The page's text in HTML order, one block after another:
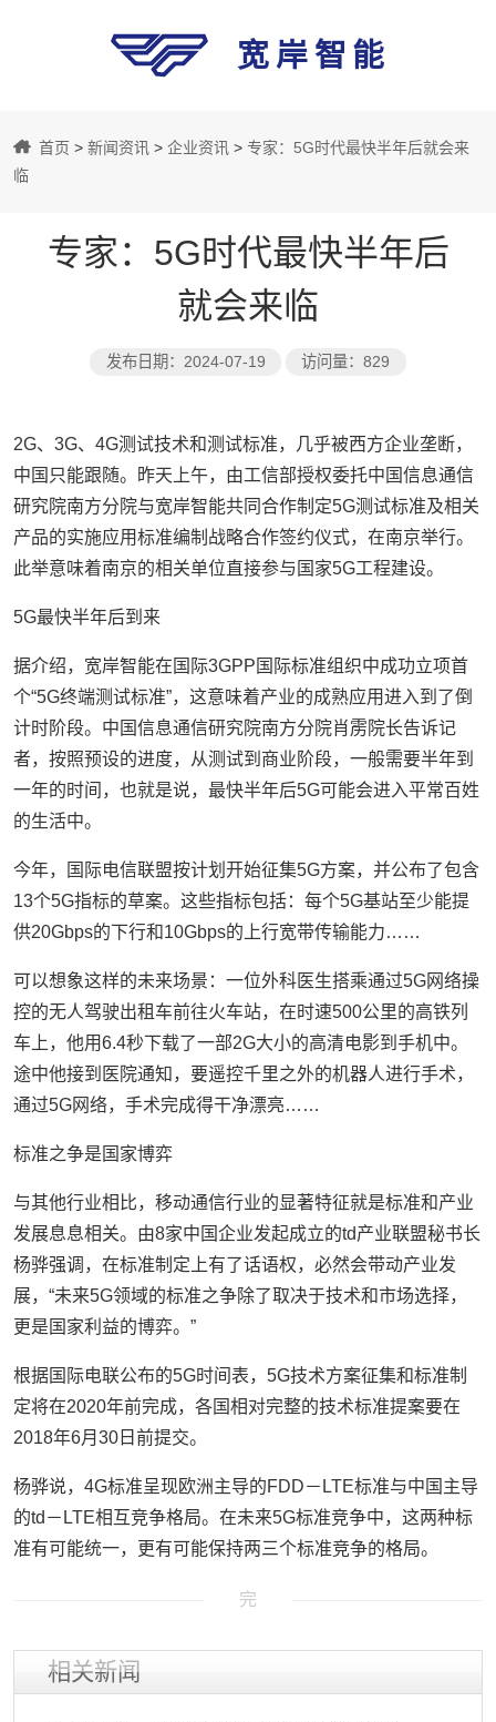
宽岸智能
智
首页 > 新闻资讯 > 企业资讯 > 专家：5G时代最快半年后就会来
临
专家：5G时代最快半年后
就会来临
发布日期：2024-07-19 访问量：829
2G、3G、4G测试技术和测试标准，几乎被西方企业垄断，
中国只能跟随。昨天上午，由工信部授权委托中国信息通信
研究院南方分院与宽岸智能共同合作制定5G测试标准及相关
产品的实施应用标准编制战略合作签约仪式，在南京举行。
此举意味着南京的相关单位直接参与国家5G工程建设。
5G最快半年后到来
据介绍，宽岸智能在国际3GPP国际标准组织中成功立项首
个“5G终端测试标准”，这意味着产业的成熟应用进入到了倒
计时阶段。中国信息通信研究院南方分院肖雳院长告诉记
者，按照预设的进度，从测试到商业阶段，一般需要半年到
一年的时间，也就是说，最快半年后5G可能会进入平常百姓
的生活中。
今年，国际电信联盟按计划开始征集5G方案，并公布了包含
13个5G指标的草案。这些指标包括：每个5G基站至少能提
供20Gbps的下行和10Gbps的上行宽带传输能力……
可以想象这样的未来场景：一位外科医生搭乘通过5G网络操
控的无人驾驶出租车前往火车站，在时速500公里的高铁列
车上，他用6.4秒下载了一部2G大小的高清电影到手机中。
途中他接到医院通知，要遥控千里之外的机器人进行手术，
通过5G网络，手术完成得干净漂亮……
标准之争是国家博弈
与其他行业相比，移动通信行业的显著特征就是标准和产业
发展息息相关。由8家中国企业发起成立的td产业联盟秘书长
杨骅强调，在标准制定上有了话语权，必然会带动产业发
展，“未来5G领域的标准之争除了取决于技术和市场选择，
更是国家利益的博弈。”
根据国际电联公布的5G时间表，5G技术方案征集和标准制
定将在2020年前完成，各国相对完整的技术标准提案要在
2018年6月30日前提交。
杨骅说，4G标准呈现欧洲主导的FDD－LTE标准与中国主导
的td－LTE相互竞争格局。在未来5G标准竞争中，这两种标
准有可能统一，更有可能保持两三个标准竞争的格局。
完
相关新闻